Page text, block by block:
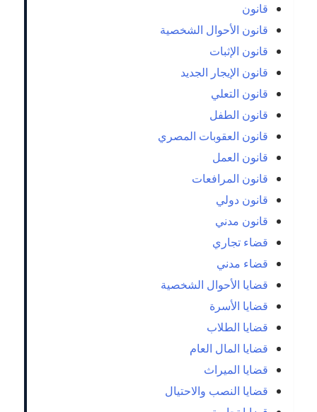
قانون
قانون الأحوال الشخصية
قانون الإثبات
قانون الإيجار الجديد
قانون التعلي
قانون الطفل
قانون العقوبات المصري
قانون العمل
قانون المرافعات
قانون دولي
قانون مدني
قضاء تجاري
قضاء مدني
قضايا الأحوال الشخصية
قضايا الأسرة
قضايا الطلاب
قضايا المال العام
قضايا الميراث
قضايا النصب والاحتيال